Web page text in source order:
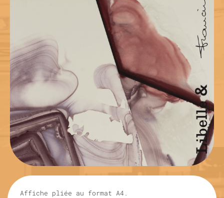
Affiche pliée au format A4.